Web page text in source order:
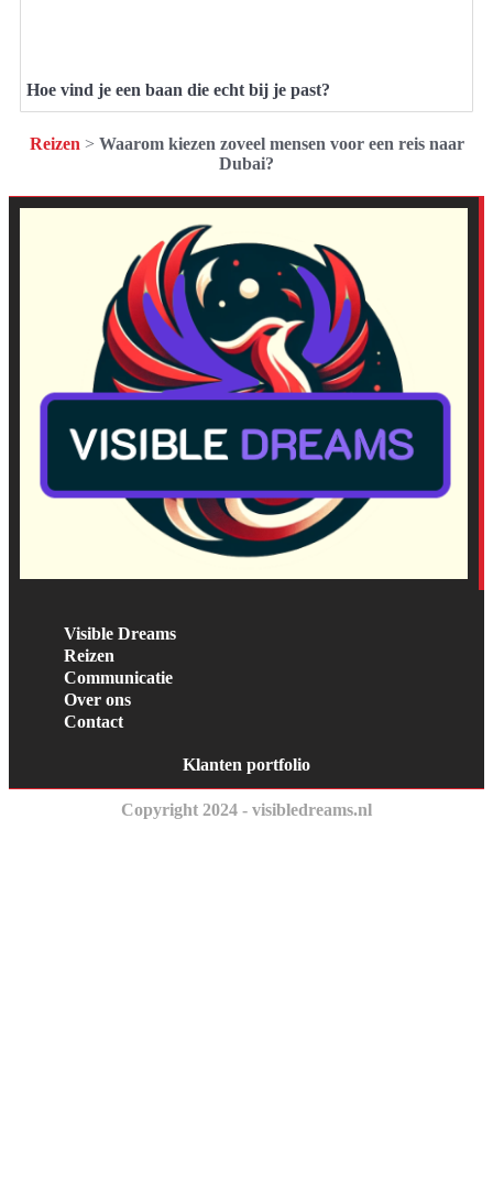
Hoe vind je een baan die echt bij je past?
Reizen > Waarom kiezen zoveel mensen voor een reis naar
Dubai?
Visible Dreams
Reizen
Communicatie
Over ons
Contact
Klanten portfolio
Copyright 2024 - visibledreams.nl